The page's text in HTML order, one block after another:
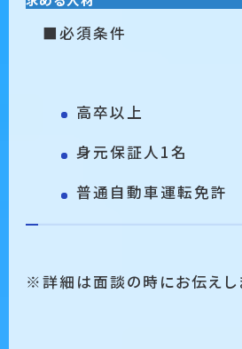
■必須条件
高卒以上
身元保証人1名
普通自動車運転免許
※詳細は面談の時にお伝えし